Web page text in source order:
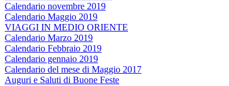
Calendario novembre 2019
Calendario Maggio 2019
VIAGGI IN MEDIO ORIENTE
Calendario Marzo 2019
Calendario Febbraio 2019
Calendario gennaio 2019
Calendario del mese di Maggio 2017
Auguri e Saluti di Buone Feste